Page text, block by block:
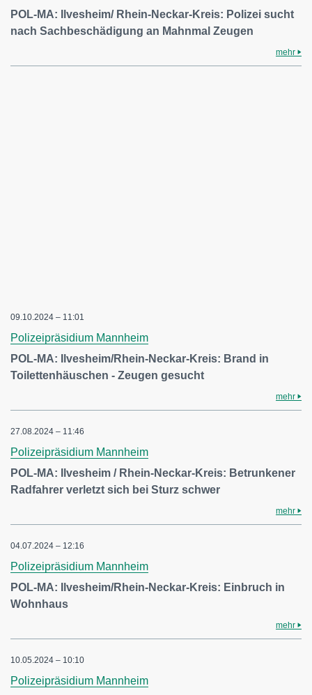
POL-MA: Ilvesheim/ Rhein-Neckar-Kreis: Polizei sucht
nach Sachbeschädigung an Mahnmal Zeugen
mehr
09.10.2024 – 11:01
Polizeipräsidium Mannheim
POL-MA: Ilvesheim/Rhein-Neckar-Kreis: Brand in
Toilettenhäuschen - Zeugen gesucht
mehr
27.08.2024 – 11:46
Polizeipräsidium Mannheim
POL-MA: Ilvesheim / Rhein-Neckar-Kreis: Betrunkener
Radfahrer verletzt sich bei Sturz schwer
mehr
04.07.2024 – 12:16
Polizeipräsidium Mannheim
POL-MA: Ilvesheim/Rhein-Neckar-Kreis: Einbruch in
Wohnhaus
mehr
10.05.2024 – 10:10
Polizeipräsidium Mannheim